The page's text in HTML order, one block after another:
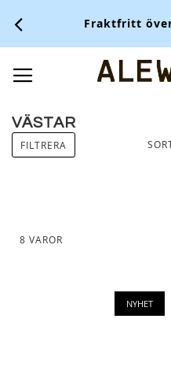
Fraktfritt
VÄSTAR
8 VAROR
NYHET
FILTRERA